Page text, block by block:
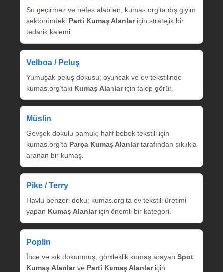
Su geçirmez ve nefes alabilen; kumas.org’ta dış giyim
sektöründeki Parti Kumaş Alanlariçin stratejik bir
tedarik kalemi.
Velboa / Peluş
Yumuşak peluş dokusu; oyuncak ve ev tekstilinde
kumas.org’taki Kumaş Alanlariçin talep görür.
Müslin
Gevşek dokulu pamuk; hafif bebek tekstili için
kumas.org’ta Parça Kumaş Alanlartarafından sıklıkla
aranan bir kumaş.
Pike / Terry
Havlu benzeri doku; kumas.org’ta ev tekstili üretimi
yapan Kumaş Alanlariçin önemli bir kategori.
Poplin
İnce ve sık dokunmuş; gömleklik kumaş arayan Spot
Kumaş Alanlarve Parti Kumaş Alanlariçin